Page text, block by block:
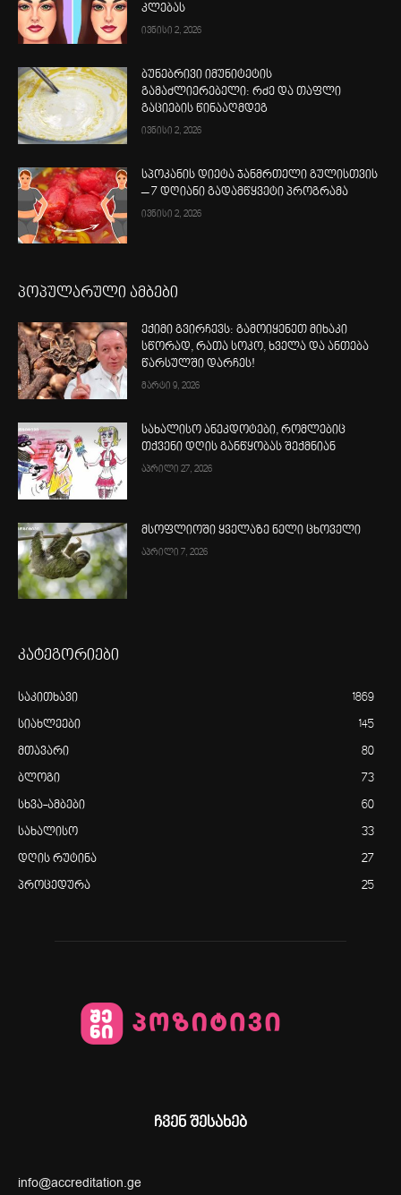
კლებას
ივნისი 2, 2026
ბუნებრივი იმუნიტეტის
გამაძლიერებელი: რძე და თაფლი
გაციების წინააღმდეგ
ივნისი 2, 2026
სპოკანის დიეტა ჯანმრთელი გულისთვის
– 7 დღიანი გადამწყვეტი პროგრამა
ივნისი 2, 2026
პოპულარული ამბები
ექიმი გვირჩევს: გამოიყენეთ მიხაკი
სწორად, რათა სოკო, ხველა და ანთება
წარსულში დარჩეს!
მარტი 9, 2026
სახალისო ანეკდოტები, რომლებიც
თქვენი დღის განწყობას შექმნიან
აპრილი 27, 2026
მსოფლიოში ყველაზე ნელი ცხოველი
აპრილი 7, 2026
კატეგორიები
საკითხავი 1869
სიახლეები 145
მთავარი 80
ბლოგი 73
სხვა-ამბები 60
სახალისო 33
დღის რუტინა 27
პროცედურა 25
ჩვენ შესახებ
info@accreditation.ge